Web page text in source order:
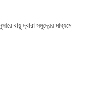
বায়ু দ্বারা সমুদ্রের মাধ্যমে